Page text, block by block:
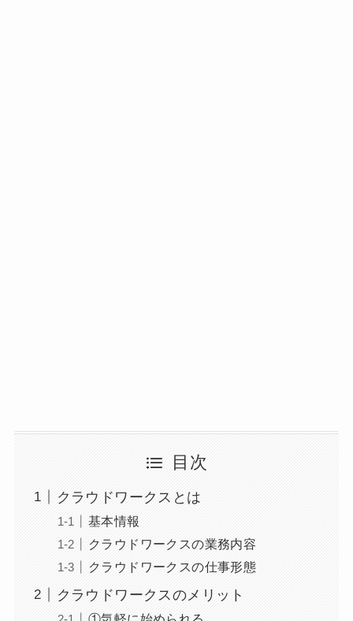
目次
クラウドワークスとは
基本情報
クラウドワークスの業務内容
クラウドワークスの仕事形態
クラウドワークスのメリット